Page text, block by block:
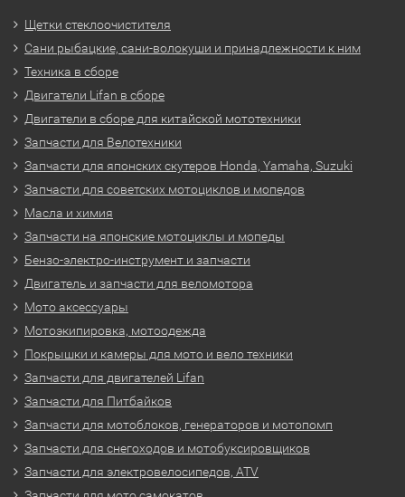
Щетки стеклоочистителя
Сани рыбацкие, сани-волокуши и принадлежности к ним
Техника в сборе
Двигатели Lifan в сборе
Двигатели в сборе для китайской мототехники
Запчасти для Велотехники
Запчасти для японских скутеров Honda, Yamaha, Suzuki
Запчасти для советских мотоциклов и мопедов
Масла и химия
Запчасти на японские мотоциклы и мопеды
Бензо-электро-инструмент и запчасти
Двигатель и запчасти для веломотора
Мото аксессуары
Мотоэкипировка, мотоодежда
Покрышки и камеры для мото и вело техники
Запчасти для двигателей Lifan
Запчасти для Питбайков
Запчасти для мотоблоков, генераторов и мотопомп
Запчасти для снегоходов и мотобуксировщиков
Запчасти для электровелосипедов, ATV